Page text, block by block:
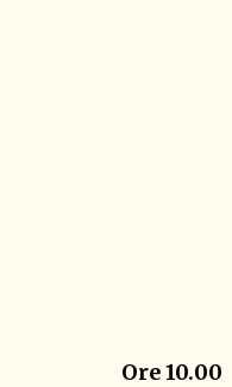
Ore 10.00